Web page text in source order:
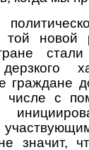
той
стали
граждане
с
значит,